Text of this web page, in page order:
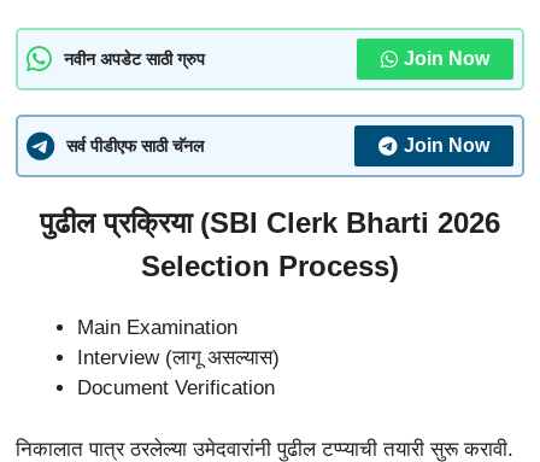
नवीन अपडेट साठी ग्रुप Join Now
सर्व पीडीएफ साठी चॅनल Join Now
पुढील प्रक्रिया (SBI Clerk Bharti 2026
Selection Process)
Main Examination
Interview (लागू असल्यास)
Document Verification
निकालात पात्र ठरलेल्या उमेदवारांनी पुढील टप्प्याची तयारी सुरू करावी.